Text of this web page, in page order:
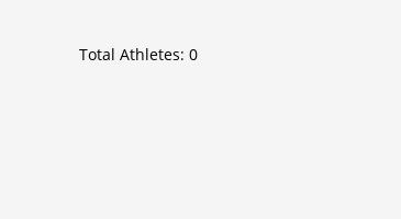
Total Athletes: 0